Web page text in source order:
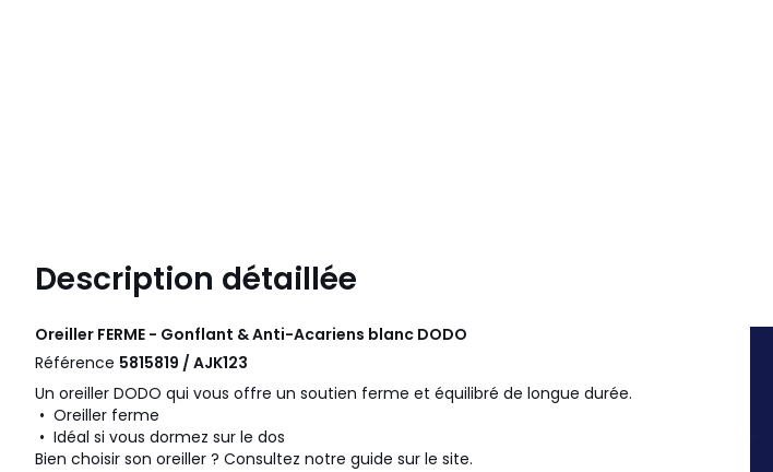
Description détaillée
Oreiller FERME - Gonflant & Anti-Acariens blanc DODO
Référence 5815819 / AJK123
Un oreiller DODO qui vous offre un soutien ferme et équilibré de longue durée.
• Oreiller ferme
• Idéal si vous dormez sur le dos
Bien choisir son oreiller ? Consultez notre guide sur le site.